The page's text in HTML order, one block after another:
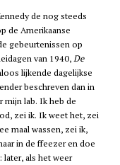
de nog steeds
de Amerikaanse
gebeurtenissen op
van 1940,De
lijkende dagelijkse
beschreven dan in
mijn lab. Ik heb de
zei ik. Ik weet het, zei
maal wassen, zei ik,
in de ffeezer en doe
als het weer